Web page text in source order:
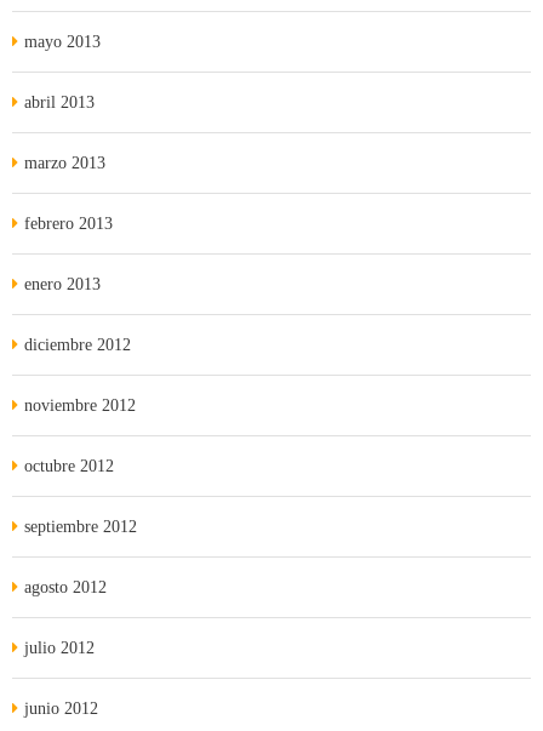
mayo 2013
abril 2013
marzo 2013
febrero 2013
enero 2013
diciembre 2012
noviembre 2012
octubre 2012
septiembre 2012
agosto 2012
julio 2012
junio 2012